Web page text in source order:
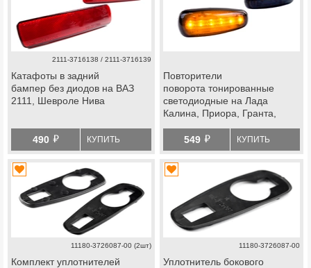
2111-3716138 / 2111-3716139
Катафоты в задний
бампер без диодов на ВАЗ
2111, Шевроле Нива
490 й КУПИТЬ
Повторители
поворота тонированные
светодиодные на Лада
Калина, Приора, Гранта,
549 й КУПИТЬ
11180-3726087-00 (2шт)
Комплект уплотнителей
11180-3726087-00
Уплотнитель бокового